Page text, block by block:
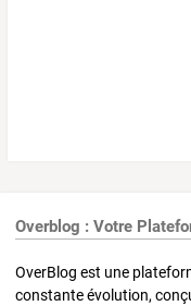
Overblog : Votre
OverBlog est une
constante évolution,